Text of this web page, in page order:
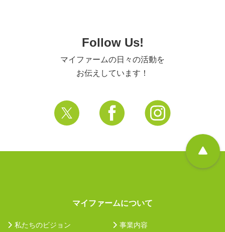
Follow Us!
マイファームの日々の活動を
お伝えしています！
マイファームについて
私たちのビジョン
事業内容